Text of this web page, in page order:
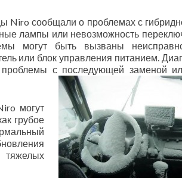
Niro сообщали о проблемах с
лампы или невозможность
могут быть вызваны
или блок управления питанием.
проблемы с последующей заменой
могут
грубое
тяжелых